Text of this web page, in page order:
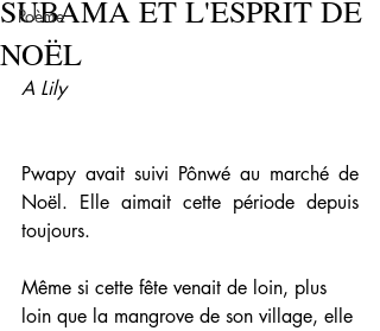
Poème
SUBAMA ET L'ESPRIT DE
NOËL
A Lily
Pwapy avait suivi Pônwé au marché de
Noël. Elle aimait cette période depuis
toujours.
Même si cette fête venait de loin, plus
loin que la mangrove de son village, elle